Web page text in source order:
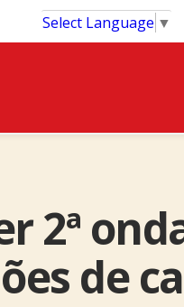
Select Language ▼
2ª
de